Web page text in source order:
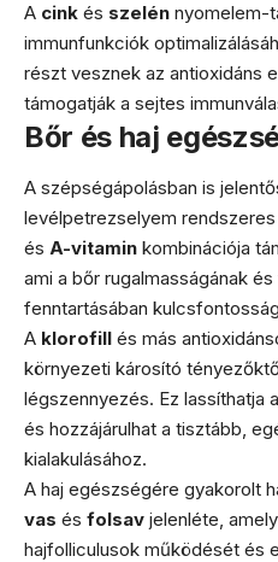
A cink és szelén nyomelem-
immunfunkciók
részt vesznek az antioxidáns
támogatják a sejtes
Bőr és haj
A szépségápolásban is
levélpetrezselyem
és A-vitamin kombinációja
ami a bőr rugalmasságának
fenntartásában
A klorofill és más
környezeti károsító
légszennyezés. Ez lassíthatja
és hozzájárulhat a tisztább,
kialakulásához.
A haj egészségére gyakorolt
vas és folsav jelenléte,
hajfolliculusok működését és